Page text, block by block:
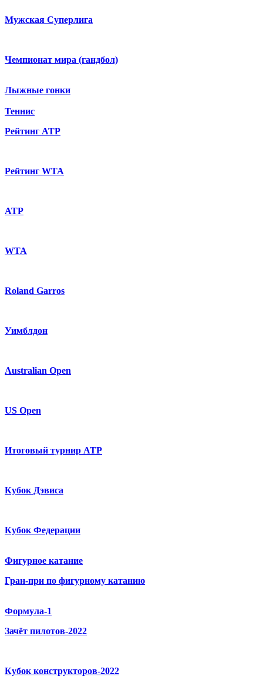
Мужская Суперлига
Чемпионат мира (гандбол)
Лыжные гонки
Теннис
Рейтинг ATP
Рейтинг WTA
ATP
WTA
Roland Garros
Уимблдон
Australian Open
US Open
Итоговый турнир ATP
Кубок Дэвиса
Кубок Федерации
Фигурное катание
Гран-при по фигурному катанию
Формула-1
Зачёт пилотов-2022
Кубок конструкторов-2022